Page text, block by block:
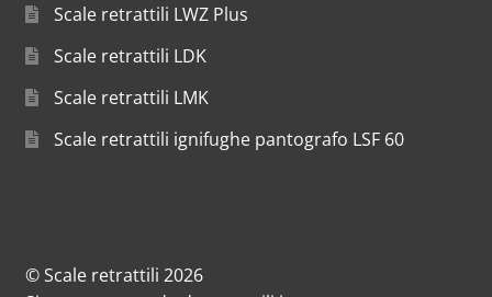
Scale retrattili LWZ Plus
Scale retrattili LDK
Scale retrattili LMK
Scale retrattili ignifughe pantografo LSF 60
© Scale retrattili 2026